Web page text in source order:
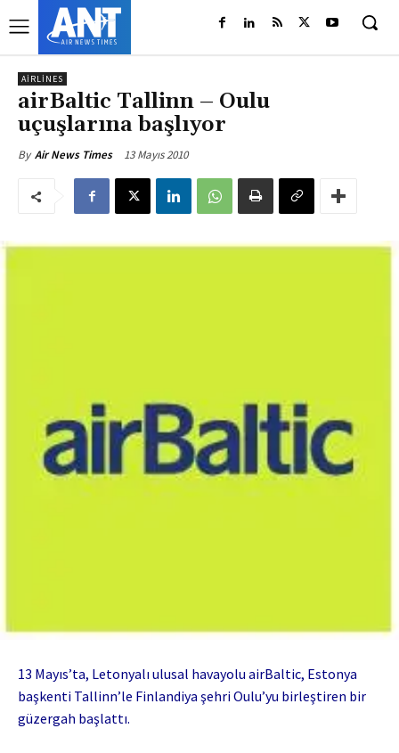
AIRLINES
airBaltic Tallinn – Oulu
uçuşlarına başlıyor
By Air News Times 13 Mayıs 2010
13 Mayıs’ta, Letonyalı ulusal havayolu airBaltic, Estonya
başkenti Tallinn’le Finlandiya şehri Oulu’yu birleştiren bir
güzergah başlattı.